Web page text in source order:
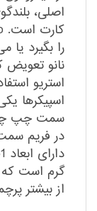
را بگیرد یا
نانو تعویض
استریو
اسپیکرها
سمت چپ
گرم است
از بیشتر